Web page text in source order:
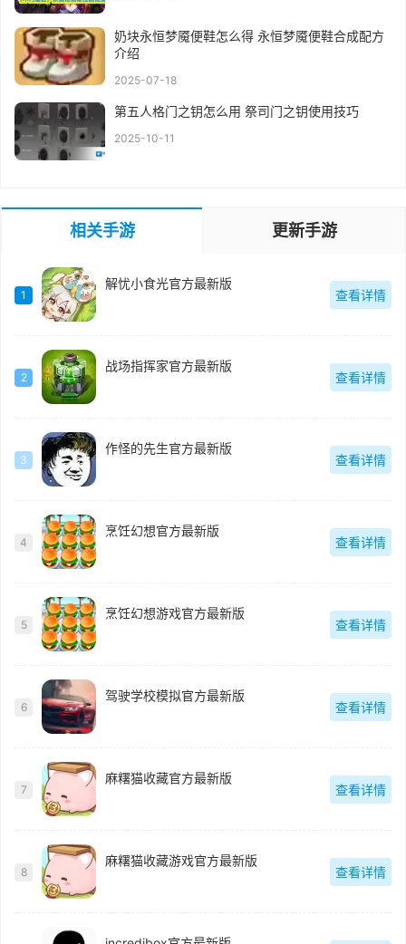
奶块永恒梦魇便鞋怎么得 永恒梦魇便鞋合成配方
介绍
2025-07-18
第五人格门之钥怎么用 祭司门之钥使用技巧
2025-10-11
相关手游 更新手游
1
解忧小食光官方最新版
查看详情
2
战场指挥家官方最新版
查看详情
3
作怪的先生官方最新版
查看详情
4
烹饪幻想官方最新版
查看详情
5
烹饪幻想游戏官方最新版
查看详情
6
驾驶学校模拟官方最新版
查看详情
7
麻糬猫收藏官方最新版
查看详情
8
麻糬猫收藏游戏官方最新版
查看详情